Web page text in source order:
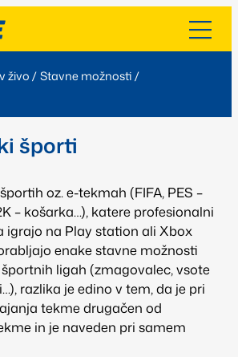
živo /Stavne možnosti/
športi
oz. e-tekmah (FIFA, PES –
– košarka…), katere profesionalni
igrajo na Play station ali Xbox
enake stavne možnosti
ligah (zmagovalec, vsote
razlika je edino v tem, da je pri
tekme drugačen od
in je naveden pri samem